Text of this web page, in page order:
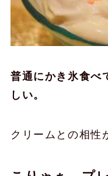
普通にかき氷食べ
しい。
クリームとの相性